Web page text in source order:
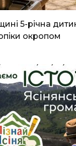
5-річна
окропом